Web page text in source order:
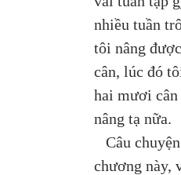
nhiều tuần
tôi nâng
cân, lúc đó
hai mươi
nâng tạ nữa.
Câu
chương này,